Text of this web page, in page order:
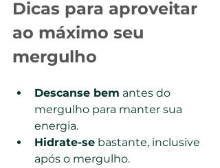
Dicas para aproveitar
ao máximo seu
mergulho
Descanse bem antes do
mergulho para manter sua
energia.
Hidrate-se bastante, inclusive
após o mergulho.